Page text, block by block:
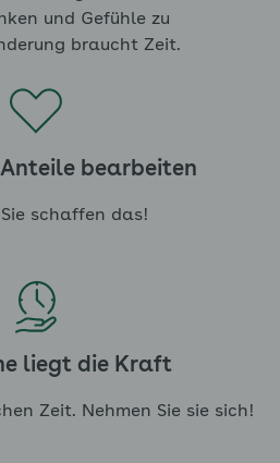
und Gefühle zu
braucht Zeit.
Anteile bearbeiten
schaffen das!
liegt die Kraft
Zeit. Nehmen Sie sie sich!